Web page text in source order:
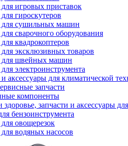
для игровых приставок
гироскутеров
для сушильных машин
сварочного оборудования
квадрокоптеров
для эксклюзивных товаров
для швейных машин
электроинструмента
аксессуары для климатической
запчасти
компоненты
здоровье, запчасти и аксессуары
бензоинструмента
овощерезок
водяных насосов